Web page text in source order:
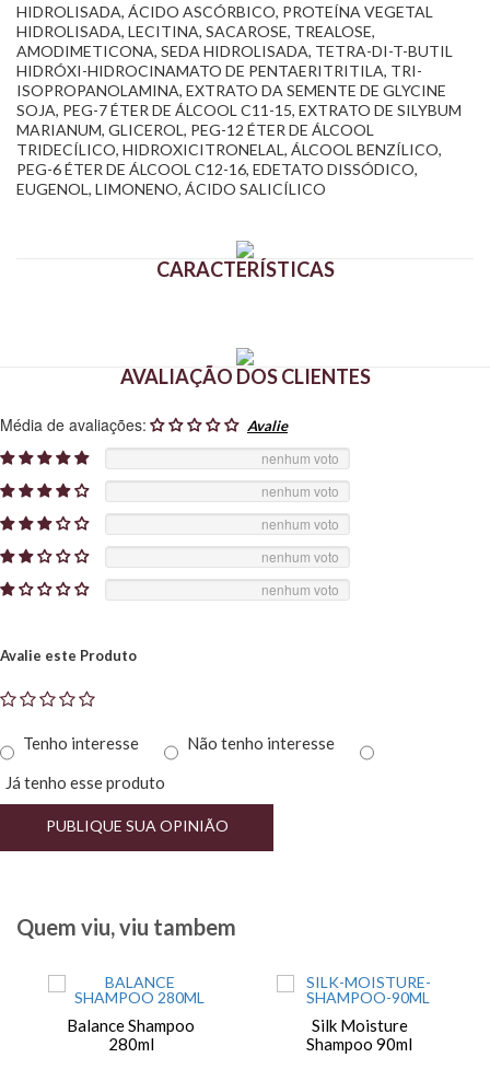
HIDROLISADA, ÁCIDO ASCÓRBICO, PROTEÍNA VEGETAL
HIDROLISADA, LECITINA, SACAROSE, TREALOSE,
AMODIMETICONA, SEDA HIDROLISADA, TETRA-DI-T-BUTIL
HIDRÓXI-HIDROCINAMATO DE PENTAERITRITILA, TRI-
ISOPROPANOLAMINA, EXTRATO DA SEMENTE DE GLYCINE
SOJA, PEG-7 ÉTER DE ÁLCOOL C11-15, EXTRATO DE SILYBUM
MARIANUM, GLICEROL, PEG-12 ÉTER DE ÁLCOOL
TRIDECÍLICO, HIDROXICITRONELAL, ÁLCOOL BENZÍLICO,
PEG-6 ÉTER DE ÁLCOOL C12-16, EDETATO DISSÓDICO,
EUGENOL, LIMONENO, ÁCIDO SALICÍLICO
CARACTERÍSTICAS
AVALIAÇÃO DOS CLIENTES
Média de avaliações:
nenhum voto
nenhum voto
nenhum voto
nenhum voto
nenhum voto
Avalie este Produto
Tenho interesse
Não tenho interesse
Já tenho esse produto
PUBLIQUE SUA OPINIÃO
Quem viu, viu tambem
Balance Shampoo
280ml
Silk Moisture
Shampoo 90ml